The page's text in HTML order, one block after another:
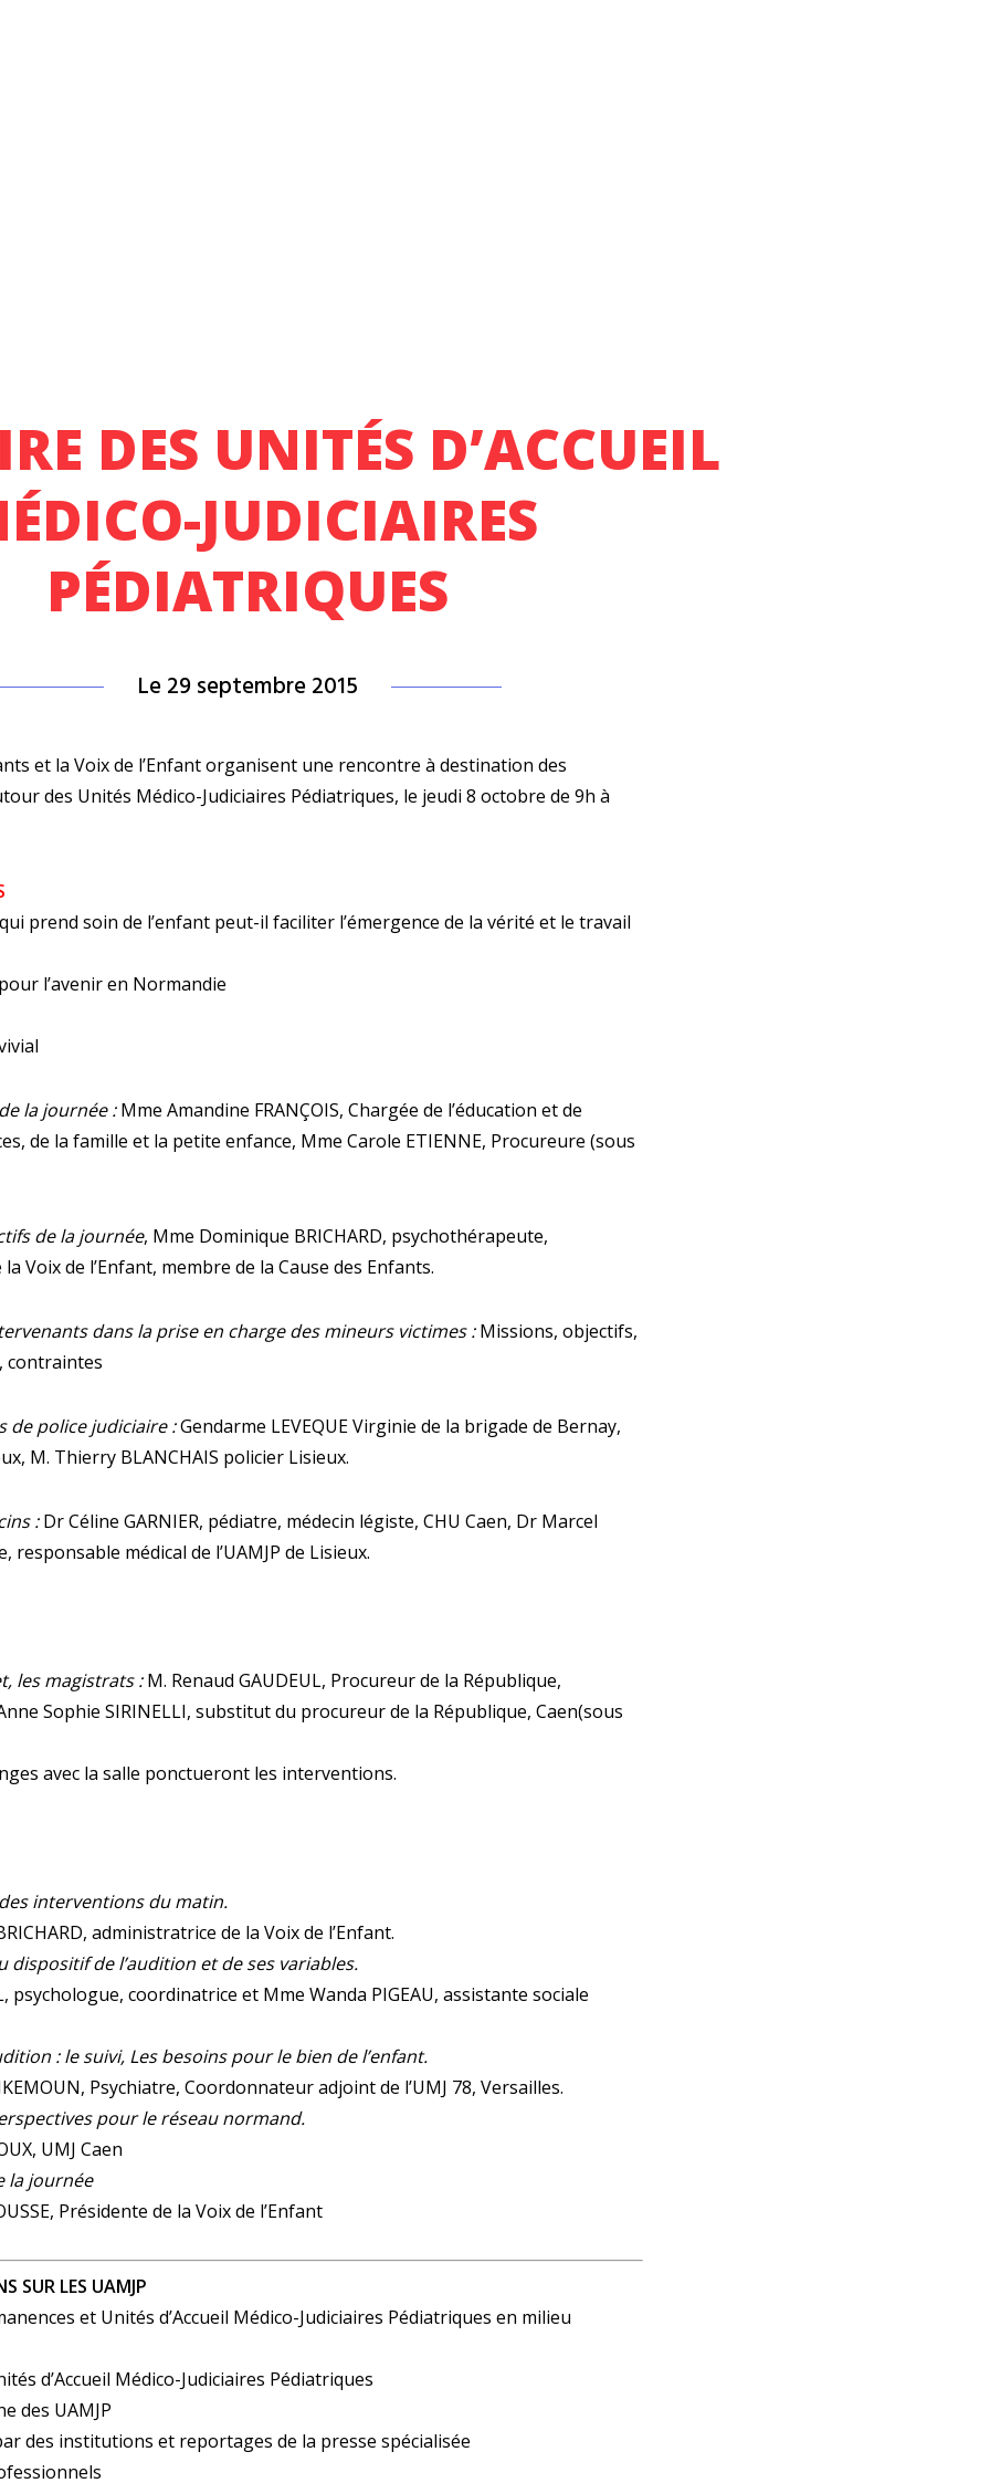
DES UNITÉS D’ACCUEIL
JUDICIAIRES
PÉDIATRIQUES
Le 29 septembre 2015
et la Voix de l’Enfant organisent une rencontre à destination des
des Unités Médico-Judiciaires Pédiatriques, le jeudi 8 octobre de 9h à
prend soin de l’enfant peut-il faciliter l’émergence de la vérité et le travail
l’avenir en Normandie
la journée :Mme Amandine FRANÇOIS, Chargée de l’éducation et de
de la famille et la petite enfance, Mme Carole ETIENNE, Procureure (sous
de la journée, Mme Dominique BRICHARD, psychothérapeute,
Voix de l’Enfant, membre de la Cause des Enfants.
dans la prise en charge des mineurs victimes :Missions, objectifs,
contraintes
de police judiciaire :Gendarme LEVEQUE Virginie de la brigade de Bernay,
M. Thierry BLANCHAIS policier Lisieux.
:Dr Céline GARNIER, pédiatre, médecin légiste, CHU Caen, Dr Marcel
responsable médical de l’UAMJP de Lisieux.
les magistrats :M. Renaud GAUDEUL, Procureur de la République,
Sophie SIRINELLI, substitut du procureur de la République, Caen(sous
avec la salle ponctueront les interventions.
interventions du matin.
administratrice de la Voix de l’Enfant.
dispositif de l’audition et de ses variables.
psychologue, coordinatrice et Mme Wanda PIGEAU, assistante sociale
: le suivi, Les besoins pour le bien de l’enfant.
Psychiatre, Coordonnateur adjoint de l’UMJ 78, Versailles.
pour le réseau normand.
UMJ Caen
la journée
Présidente de la Voix de l’Enfant
SUR LES UAMJP
et Unités d’Accueil Médico-Judiciaires Pédiatriques en milieu
d’Accueil Médico-Judiciaires Pédiatriques
des UAMJP
des institutions et reportages de la presse spécialisée